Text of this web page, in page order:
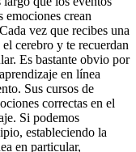
emociones crean
vez que recibes una
cerebro y te recuerdan
Es bastante obvio por
en línea
Sus cursos de
correctas en el
Si podemos
estableciendo la
en particular,